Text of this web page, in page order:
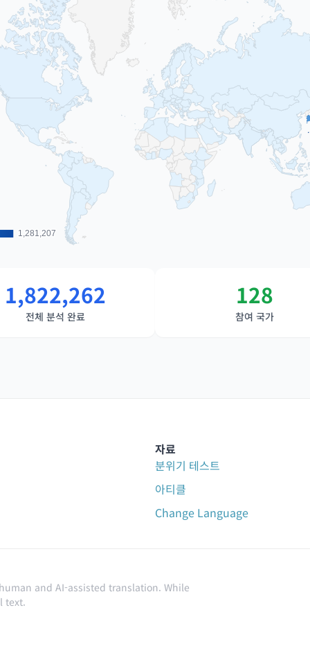
1,281,207
1,281,207
1,822,262
전체 분석 완료
128
참여 국가
자료
분위기 테스트
아티클
Change Language
and AI-assisted translation. While
text.